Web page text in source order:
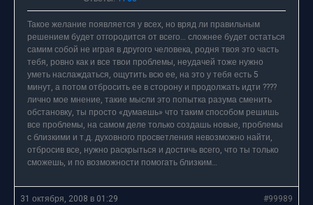
Такое желание появляется у всех, но вряд ли правильным
решением будет отгородится от всего… сложнее будет остаться
самим собой не играя в другого человека, родня твоя это часть
тебя, ровно как и все твои проблемы, неудачей тоже нужно
уметь наслаждаться, ощутить всю ее, на это у тебя есть 5
минут, а потом отбросить ее в сторону и продолжать идти ????
лично мое мнение, такие мысли это попытка разума сменить
обстановку, ты просто «думаешь» что таким способом решишь
все проблемы, на самом деле только создашь новые, проблемы
с близкими и т.д. духовного просветления невозможно найти,
отбросив все, нужно раскрыться и достичь всего, что ты только
сможешь, и по возможности помогать близким…
31 октября, 2008 в 01:29 #99989